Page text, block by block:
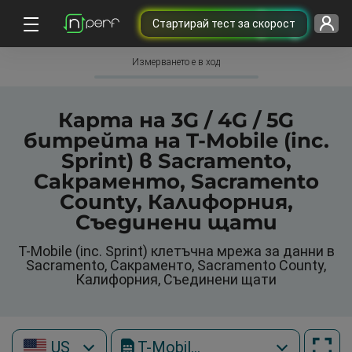
Cтартирай тест за скорост
Измерването е в ход
Карта на 3G / 4G / 5G
битрейта на T-Mobile (inc.
Sprint) в Sacramento,
Сакраменто, Sacramento
County, Калифорния,
Съединени щати
T-Mobile (inc. Sprint) клетъчна мрежа за данни в
Sacramento, Сакраменто, Sacramento County,
Калифорния, Съединени щати
US T-Mobile (inc. Sprint)